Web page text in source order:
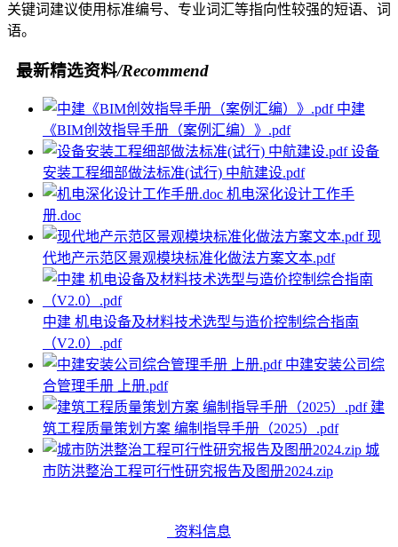
关键词建议使用标准编号、专业词汇等指向性较强的短语、词
语。
最新精选资料/Recommend
中建
《BIM创效指导手册（案例汇编）》.pdf
设备
安装工程细部做法标准(试行) 中航建设.pdf
机电深化设计工作手
册.doc
现
代地产示范区景观模块标准化做法方案文本.pdf
中建 机电设备及材料技术选型与造价控制综合指南
（V2.0）.pdf
中建安装公司综
合管理手册 上册.pdf
建
筑工程质量策划方案 编制指导手册（2025）.pdf
城
市防洪整治工程可行性研究报告及图册2024.zip
资料信息